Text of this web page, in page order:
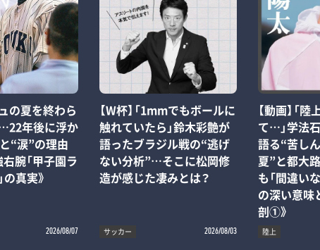
の夏を終わら
年後に浮か
“涙”の理由
右腕「甲子園ラ
真実》
2026/08/07
【W杯】「1mmでもボールに
触れていたら」鈴木彩艶が
語ったブラジル戦の“逃げ
ない分析”…そこに松岡修
造が感じた凄みとは？
サッカー 2026/08/03
【動画】「
て…」学法
語る“苦し
夏”と都大
も「間違い
の深い意味
剖①》
陸上